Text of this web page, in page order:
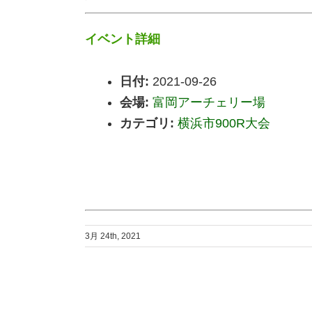
イベント詳細
日付: 2021-09-26
会場: 富岡アーチェリー場
カテゴリ: 横浜市900R大会
3月 24th, 2021